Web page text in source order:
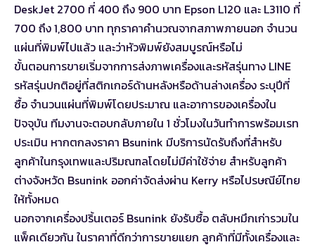
DeskJet 2700 ที่ 400 ถึง 900 บาท Epson L120 และ L3110 ที่
700 ถึง 1,800 บาท ทุกราคาคำนวณจากสภาพภายนอก จำนวน
แผ่นที่พิมพ์ไปแล้ว และว่าหัวพิมพ์ยังสมบูรณ์หรือไม่
ขั้นตอนการขายเริ่มจากการส่งภาพเครื่องและรหัสรุ่นทาง LINE
รหัสรุ่นปกติอยู่ที่สติกเกอร์ด้านหลังหรือด้านล่างเครื่อง ระบุปีที่
ซื้อ จำนวนแผ่นที่พิมพ์โดยประมาณ และอาการของเครื่องใน
ปัจจุบัน ทีมงานจะตอบกลับภายใน 1 ชั่วโมงในวันทำการพร้อมเรท
ประเมิน หากตกลงราคา Bsunink มีบริการนัดรับถึงที่สำหรับ
ลูกค้าในกรุงเทพและปริมณฑลโดยไม่มีค่าใช้จ่าย สำหรับลูกค้า
ต่างจังหวัด Bsunink ออกค่าจัดส่งผ่าน Kerry หรือไปรษณีย์ไทย
ให้ทั้งหมด
นอกจากเครื่องปริ้นเตอร์ Bsunink ยังรับซื้อ ตลับหมึกเก่ารวมใน
แพ็คเดียวกัน ในราคาที่ดีกว่าการขายแยก ลูกค้าที่มีทั้งเครื่องและ